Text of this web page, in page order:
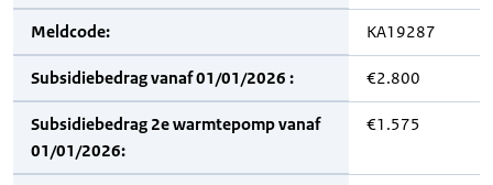
Meldcode: KA19287
Subsidiebedrag vanaf 01/01/2026 : €2.800
Subsidiebedrag 2e warmtepomp vanaf
01/01/2026:
€1.575